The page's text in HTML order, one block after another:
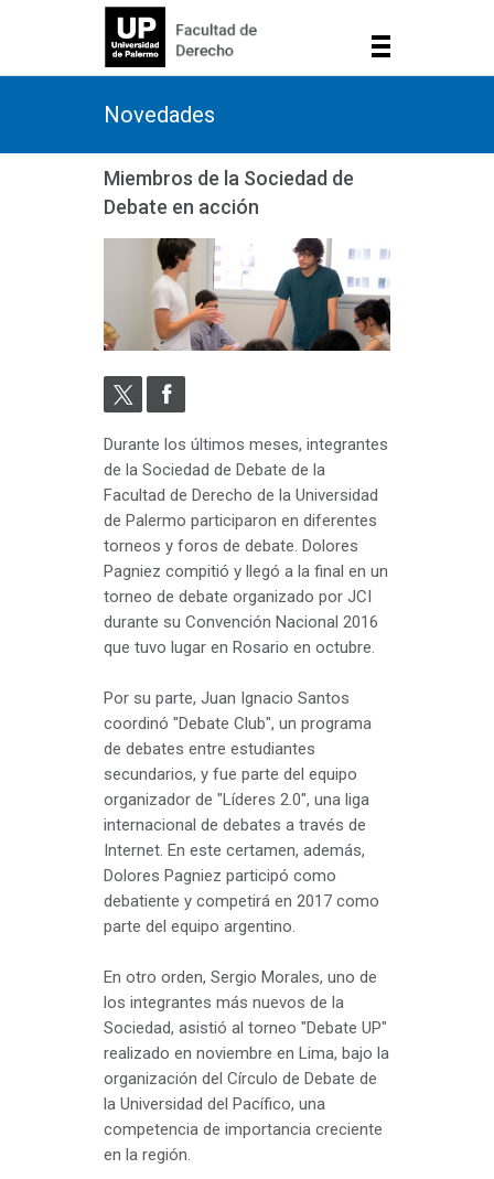
Novedades
Miembros de la Sociedad de
Debate en acción
Durante los últimos meses, integrantes
de la Sociedad de Debate de la
Facultad de Derecho de la Universidad
de Palermo participaron en diferentes
torneos y foros de debate. Dolores
Pagniez compitió y llegó a la final en un
torneo de debate organizado por JCI
durante su Convención Nacional 2016
que tuvo lugar en Rosario en octubre.
Por su parte, Juan Ignacio Santos
coordinó "Debate Club", un programa
de debates entre estudiantes
secundarios, y fue parte del equipo
organizador de "Líderes 2.0", una liga
internacional de debates a través de
Internet. En este certamen, además,
Dolores Pagniez participó como
debatiente y competirá en 2017 como
parte del equipo argentino.
En otro orden, Sergio Morales, uno de
los integrantes más nuevos de la
Sociedad, asistió al torneo "Debate UP"
realizado en noviembre en Lima, bajo la
organización del Círculo de Debate de
la Universidad del Pacífico, una
competencia de importancia creciente
en la región.